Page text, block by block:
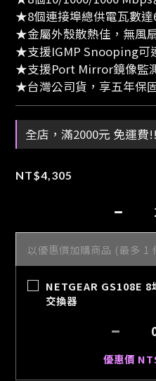
★8個連接埠總供電瓦數達
★金屬外殼散熱佳，無風
★支援IGMP Snooping可
★支援Port Mirror鏡像監
★台灣公司貨，享五年保
全店，滿2000元 免運費
NT$4,305
以優惠價加購商品 (最多 1
NETGEAR GS108E
交換器
優惠價